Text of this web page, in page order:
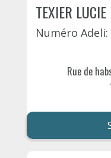
TEXIER LUCIE
Numéro Adeli:
Rue de